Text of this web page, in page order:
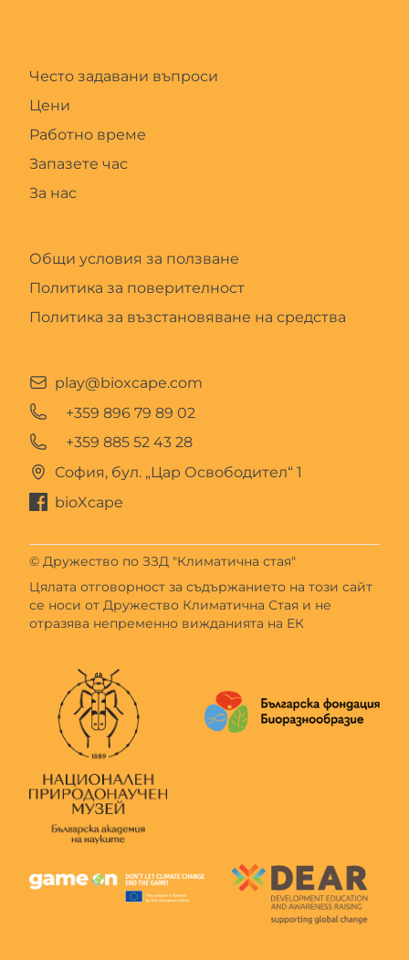
Често задавани въпроси
Цени
Работно време
Запазете час
За нас
Общи условия за ползване
Политика за поверителност
Политика за възстановяване на средства
play@bioxcape.com
+359 896 79 89 02
+359 885 52 43 28
София, бул. „Цар Освободител“ 1
bioXcape
© Дружество по ЗЗД "Климатична стая"
Цялата отговорност за съдържанието на този сайт
се носи от Дружество Климатична Стая и не
отразява непременно вижданията на ЕК